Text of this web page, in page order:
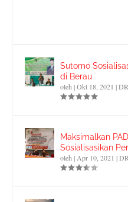
Sutomo
di Berau
oleh|Okt 18, 2021 |
Maksimalkan
Sosialisasikan
oleh| Apr 10, 2021 |